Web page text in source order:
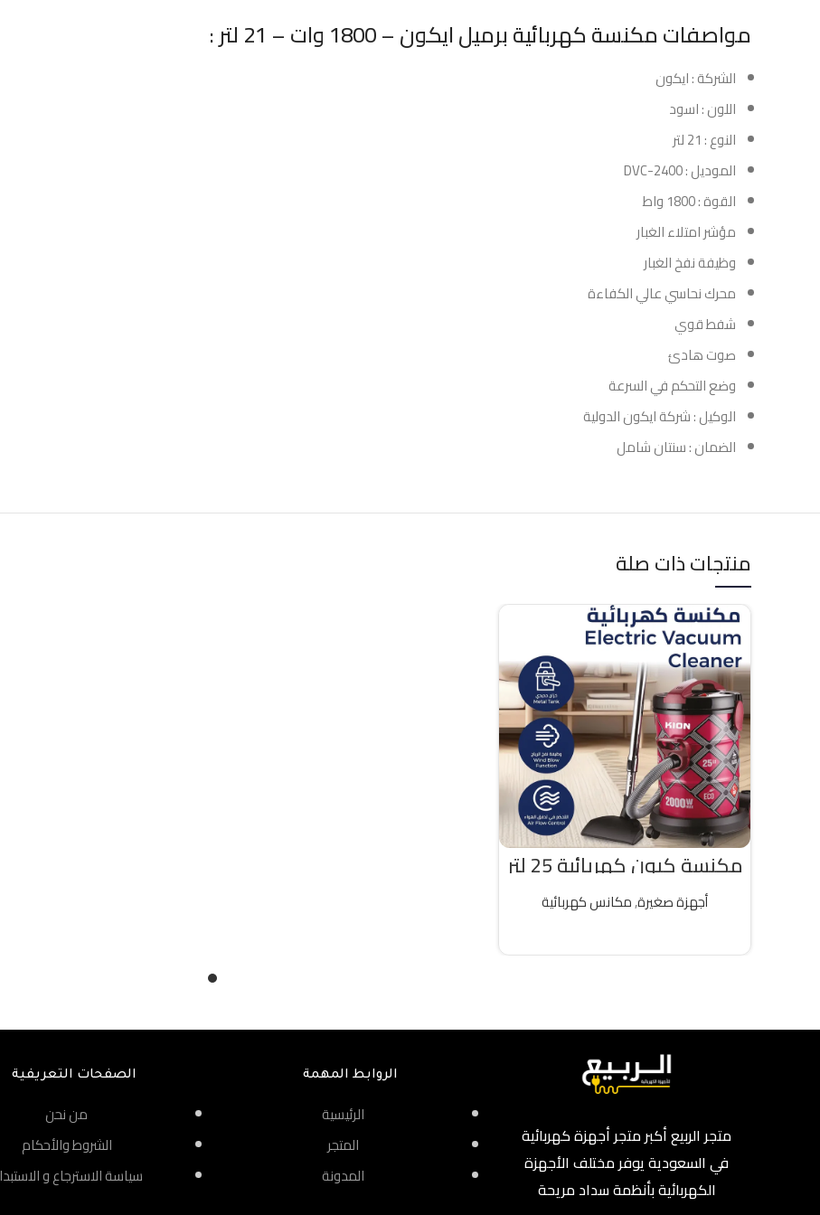
مواصفات مكنسة كهربائية برميل ايكون – 1800 وات – 21 لتر :
الشركة : ايكون
اللون : اسود
النوع : 21 لتر
الموديل : DVC-2400
القوة : 1800 واط
مؤشر امتلاء الغبار
وظيفة نفخ الغبار
محرك نحاسي عالي الكفاءة
شفط قوي
صوت هادئ
وضع التحكم في السرعة
الوكيل : شركة ايكون الدولية
الضمان : سنتان شامل
منتجات ذات صلة
مكنسة كيون كهربائية 25 لتر 2000 واط تركى
أجهزة صغيرة,مكانس كهربائية
متجر الربيع أكبر متجر أجهزة كهربائية
في السعودية يوفر مختلف الأجهزة
الكهربائية بأنظمة سداد مريحة
الروابط المهمة
الرئيسية
المتجر
المدونة
الصفحات التعريفية
من نحن
الشروط والأحكام
سياسة الاسترجاع و